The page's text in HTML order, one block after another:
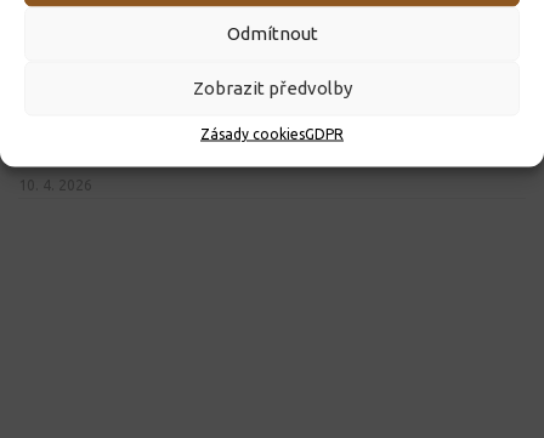
Odmítnout
Zobrazit předvolby
Zásady cookiesGDPR
ROZHODNUTÍ O PŘIJETÍ K PŘEDŠKOLNÍMU VZDĚLÁVÁNÍ
10. 4. 2026